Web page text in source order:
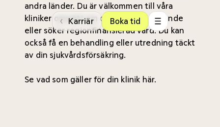
‹ Karriär Boka tid
andra länder. Du är välkommen till våra
kliniker oavsett om du är privatbetalande
eller söker regionfinansierad vård. Du kan
också få en behandling eller utredning täckt
av din sjukvårdsförsäkring.
Se vad som gäller för din klinik här.